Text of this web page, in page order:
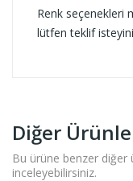
Renk seçenekleri
lütfen teklif
Diğer
Bu ürüne benzer diğer
inceleyebilirsiniz.